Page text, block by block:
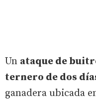
Un ataque de
ternero de dos
ganadera ubicada